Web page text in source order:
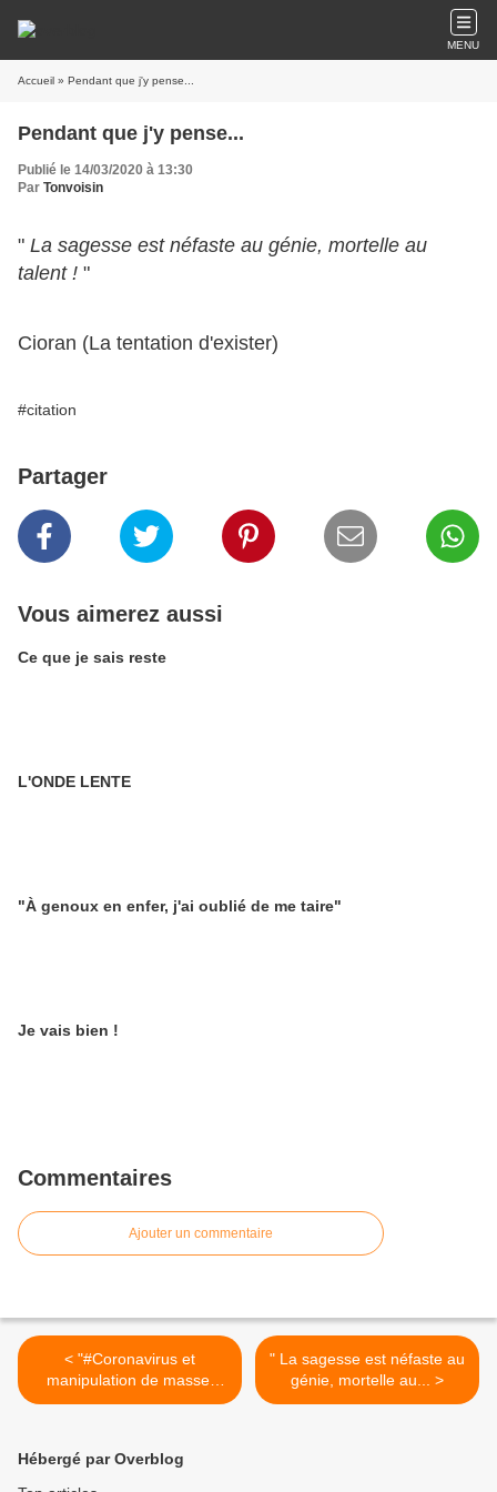
MENU
Accueil » Pendant que j'y pense...
Pendant que j'y pense...
Publié le 14/03/2020 à 13:30
Par Tonvoisin
" La sagesse est néfaste au génie, mortelle au
talent ! "
Cioran (La tentation d'exister)
#citation
Partager
Vous aimerez aussi
Ce que je sais reste
L'ONDE LENTE
"À genoux en enfer, j'ai oublié de me taire"
Je vais bien !
Commentaires
Ajouter un commentaire
< "#Coronavirus et
manipulation de masse,
vous avez...
" La sagesse est néfaste au
génie, mortelle au... >
Hébergé par Overblog